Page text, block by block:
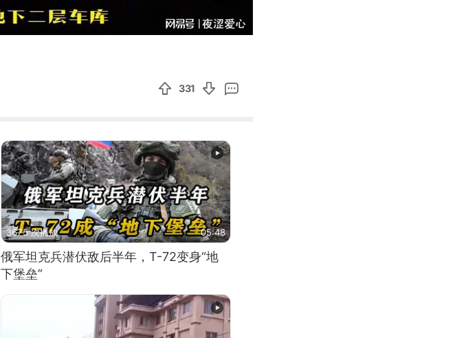
05:19
331
3675 次播放 05:48
俄军坦克兵潜伏敌后半年，T-72变身“地
下堡垒”